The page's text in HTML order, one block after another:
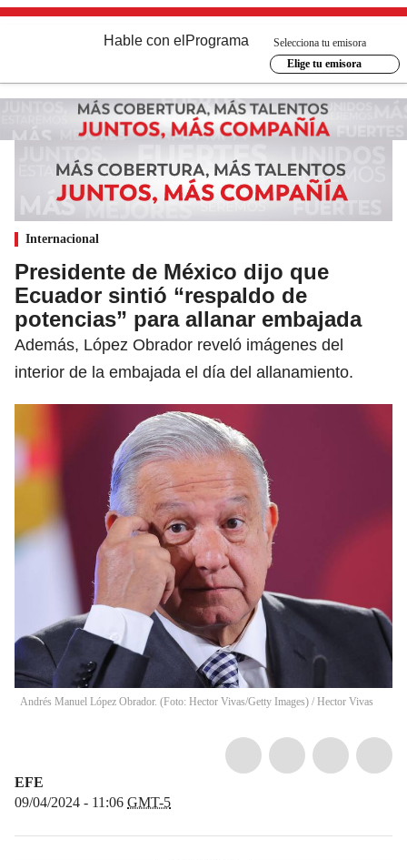
Hable con el Programa
Selecciona tu emisora
Elige tu emisora
Internacional
Presidente de México dijo que
Ecuador sintió “respaldo de
potencias” para allanar embajada
Además, López Obrador reveló imágenes del
interior de la embajada el día del allanamiento.
Andrés Manuel López Obrador. (Foto: Hector Vivas/Getty Images) / Hector Vivas
EFE
09/04/2024 - 11:06 GMT-5